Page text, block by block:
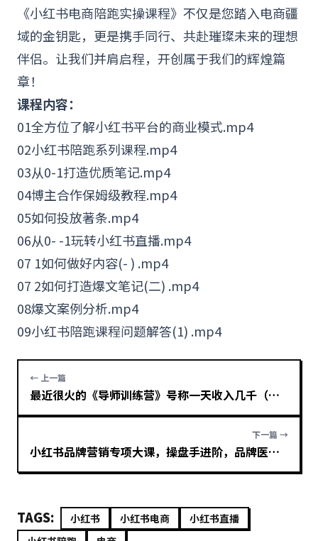
《小红书电商陪跑实操课程》不仅是您踏入电商疆
域的金钥匙，更是携手同行、共赴璀璨未来的理想
伴侣。让我们并肩启程，开创属于我们的辉煌篇
章！
课程内容：
01全方位了解小红书平台的商业模式.mp4
02小红书陪跑系列课程.mp4
03从0-1打造优质笔记.mp4
04博主合作保姆级教程.mp4
05如何投放著条.mp4
06从0- -1玩转小红书直播.mp4
07 1如何做好内容(- ) .mp4
07 2如何打造爆文笔记(二) .mp4
08爆文案例分析.mp4
09小红书陪跑课程问题解答(1) .mp4
← 上一篇
最近很火的《导师训练营》号称一天收入几千（全套完整版课程+工具）
下一篇 →
小红书品牌营销专项大课，操盘手进阶，品牌医生操盘手系列课程
TAGS: 小红书 小红书电商
小红书直播